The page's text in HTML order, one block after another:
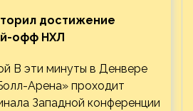
достижение
офф НХЛ
В эти минуты в Денвере
Арена» проходит
Западной конференции